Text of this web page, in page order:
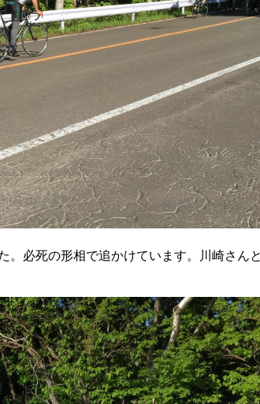
。必死の形相で追かけています。川崎さん